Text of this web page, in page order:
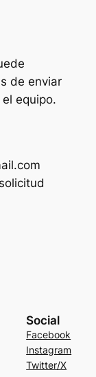
de enviar
equipo.
Social
Facebook
Instagram
Twitter/X